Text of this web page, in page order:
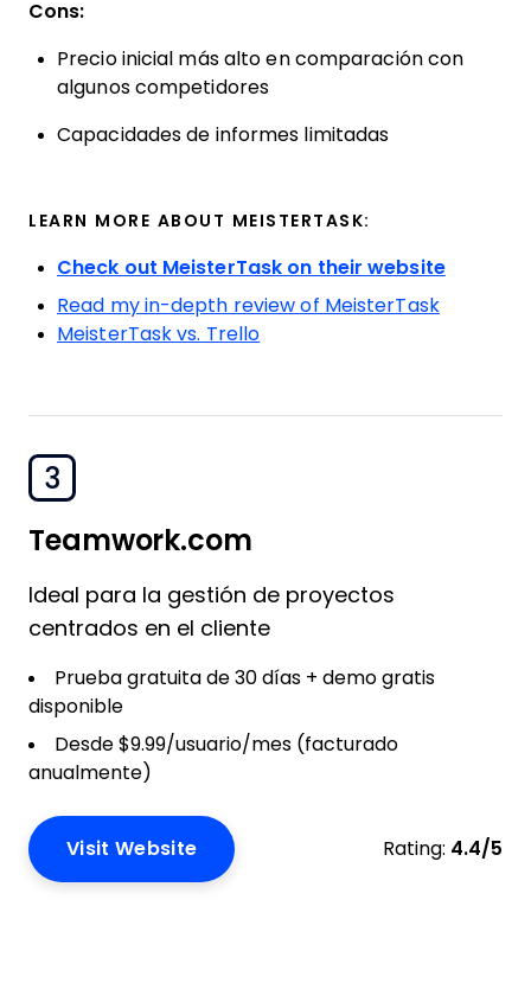
Cons:
Precio inicial más alto en comparación con
algunos competidores
Capacidades de informes limitadas
LEARN MORE ABOUT MEISTERTASK:
Check out MeisterTask on their website
Read my in-depth review of MeisterTask
MeisterTask vs. Trello
3
Teamwork.com
Ideal para la gestión de proyectos
centrados en el cliente
Prueba gratuita de 30 días + demo gratis
disponible
Desde $9.99/usuario/mes (facturado
anualmente)
Visit Website Rating: 4.4/5